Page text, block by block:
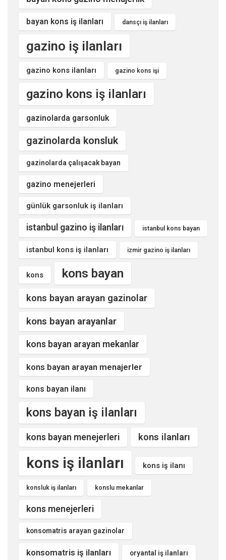
bayan kons iş ilanları dansçı iş ilanları
gazino iş ilanları
gazino kons ilanları gazino kons işi
gazino kons iş ilanları
gazinolarda garsonluk
gazinolarda konsluk
gazinolarda çalışacak bayan
gazino menejerleri
günlük garsonluk iş ilanları
istanbul gazino iş ilanları istanbul kons bayan
istanbul kons iş ilanları izmir gazino iş ilanları
kons kons bayan
kons bayan arayan gazinolar
kons bayan arayanlar
kons bayan arayan mekanlar
kons bayan arayan menajerler
kons bayan ilanı
kons bayan iş ilanları
kons bayan menejerleri kons ilanları
kons iş ilanları kons iş ilanı
konsluk iş ilanları konslu mekanlar
kons menejerleri
konsomatris arayan gazinolar
konsomatris iş ilanları oryantal iş ilanları